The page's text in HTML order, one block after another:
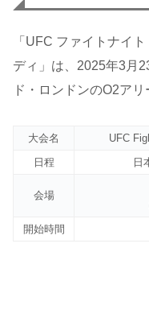
「UFC ファイトナイ
ディ」は、2025年3月
ド・ロンドンのO2ア
大会名
UFC
日程
日
会場
開始時間